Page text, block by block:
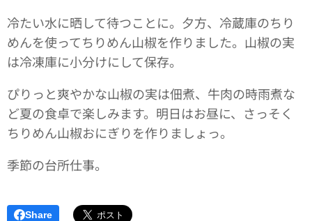
冷たい水に晒して待つことに。夕方、冷蔵庫のちり
めんを使ってちりめん山椒を作りました。山椒の実
は冷凍庫に小分けにして保存。
ぴりっと爽やかな山椒の実は佃煮、牛肉の時雨煮な
ど夏の食卓で楽しみます。明日はお昼に、さっそく
ちりめん山椒おにぎりを作りましょっ。
季節の台所仕事。
Share